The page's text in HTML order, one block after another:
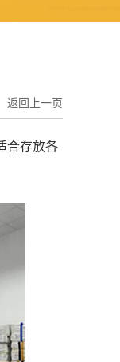
返回上一页
合存放各